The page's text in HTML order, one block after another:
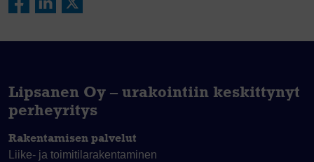
Lipsanen Oy – urakointiin keskittynyt
perheyritys
Rakentamisen palvelut
Liike- ja toimitila­rakentaminen